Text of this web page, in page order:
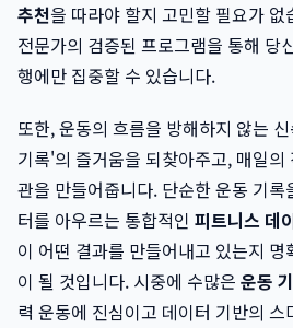
추천을 따라야 할지 고민할 필요가
전문가의 검증된 프로그램을 통해 당
행에만 집중할 수 있습니다.
또한, 운동의 흐름을 방해하지 않는
기록'의 즐거움을 되찾아주고, 매일
관을 만들어줍니다. 단순한 운동 기록
터를 아우르는 통합적인 피트니스 데
이 어떤 결과를 만들어내고 있는지
이 될 것입니다. 시중에 수많은 운동
력 운동에 진심이고 데이터 기반의